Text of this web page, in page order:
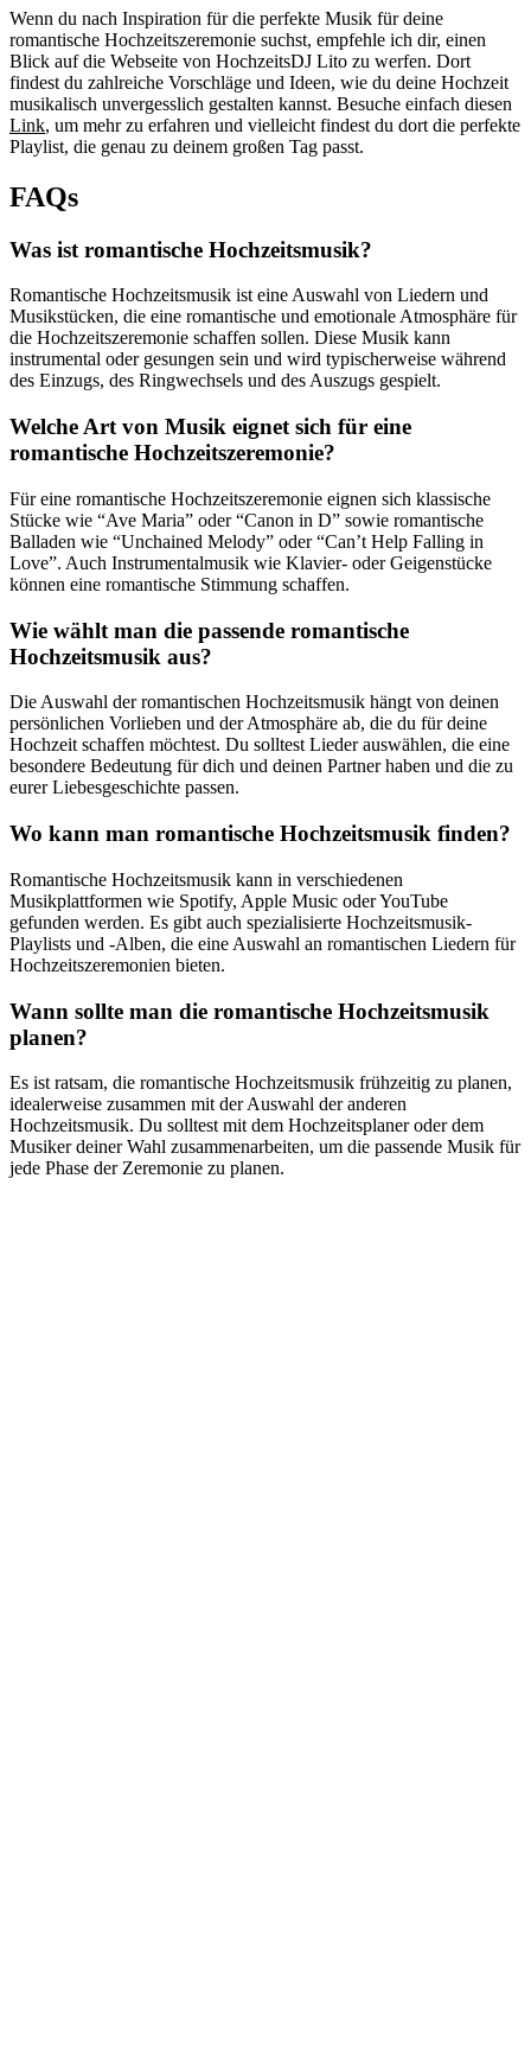
Wenn du nach Inspiration für die perfekte Musik für deine
romantische Hochzeitszeremonie suchst, empfehle ich dir, einen
Blick auf die Webseite von HochzeitsDJ Lito zu werfen. Dort
findest du zahlreiche Vorschläge und Ideen, wie du deine Hochzeit
musikalisch unvergesslich gestalten kannst. Besuche einfach diesen
Link, um mehr zu erfahren und vielleicht findest du dort die perfekte
Playlist, die genau zu deinem großen Tag passt.
FAQs
Was ist romantische Hochzeitsmusik?
Romantische Hochzeitsmusik ist eine Auswahl von Liedern und
Musikstücken, die eine romantische und emotionale Atmosphäre für
die Hochzeitszeremonie schaffen sollen. Diese Musik kann
instrumental oder gesungen sein und wird typischerweise während
des Einzugs, des Ringwechsels und des Auszugs gespielt.
Welche Art von Musik eignet sich für eine
romantische Hochzeitszeremonie?
Für eine romantische Hochzeitszeremonie eignen sich klassische
Stücke wie “Ave Maria” oder “Canon in D” sowie romantische
Balladen wie “Unchained Melody” oder “Can’t Help Falling in
Love”. Auch Instrumentalmusik wie Klavier- oder Geigenstücke
können eine romantische Stimmung schaffen.
Wie wählt man die passende romantische
Hochzeitsmusik aus?
Die Auswahl der romantischen Hochzeitsmusik hängt von deinen
persönlichen Vorlieben und der Atmosphäre ab, die du für deine
Hochzeit schaffen möchtest. Du solltest Lieder auswählen, die eine
besondere Bedeutung für dich und deinen Partner haben und die zu
eurer Liebesgeschichte passen.
Wo kann man romantische Hochzeitsmusik finden?
Romantische Hochzeitsmusik kann in verschiedenen
Musikplattformen wie Spotify, Apple Music oder YouTube
gefunden werden. Es gibt auch spezialisierte Hochzeitsmusik-
Playlists und -Alben, die eine Auswahl an romantischen Liedern für
Hochzeitszeremonien bieten.
Wann sollte man die romantische Hochzeitsmusik
planen?
Es ist ratsam, die romantische Hochzeitsmusik frühzeitig zu planen,
idealerweise zusammen mit der Auswahl der anderen
Hochzeitsmusik. Du solltest mit dem Hochzeitsplaner oder dem
Musiker deiner Wahl zusammenarbeiten, um die passende Musik für
jede Phase der Zeremonie zu planen.